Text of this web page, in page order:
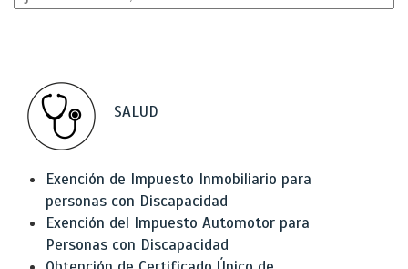
SALUD
Exención de Impuesto Inmobiliario para
personas con Discapacidad
Exención del Impuesto Automotor para
Personas con Discapacidad